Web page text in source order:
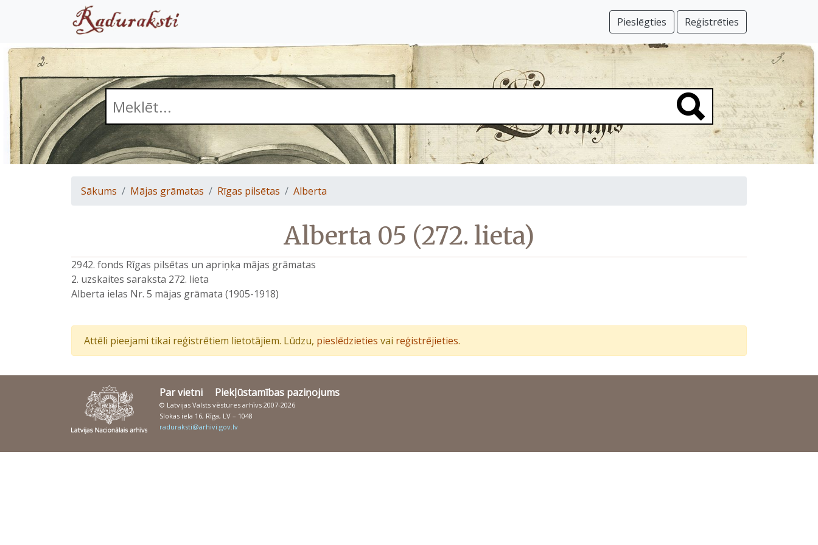
Pieslēgties Reģistrēties
Sākums Mājas grāmatas Rīgas pilsētas Alberta
Alberta 05 (272. lieta)
2942. fonds Rīgas pilsētas un apriņķa mājas grāmatas
2. uzskaites saraksta 272. lieta
Alberta ielas Nr. 5 mājas grāmata (1905-1918)
Attēli pieejami tikai reģistrētiem lietotājiem. Lūdzu, pieslēdzieties vai reģistrējieties.
Par vietni Piekļūstamības paziņojums
© Latvijas Valsts vēstures arhīvs 2007-2026
Slokas iela 16, Rīga, LV – 1048
raduraksti@arhivi.gov.lv